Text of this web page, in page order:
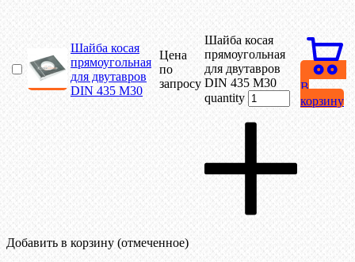
Шайба косая
прямоугольная
для двутавров
DIN 435 М30
Цена
по
запросу
Шайба косая
прямоугольная
для двутавров
DIN 435 М30
quantity
В
корзину
Добавить в корзину (отмеченное)